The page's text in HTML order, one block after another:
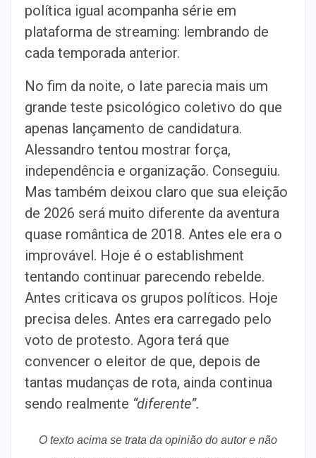
política igual acompanha série em
plataforma de streaming: lembrando de
cada temporada anterior.
No fim da noite, o Iate parecia mais um
grande teste psicológico coletivo do que
apenas lançamento de candidatura.
Alessandro tentou mostrar força,
independência e organização. Conseguiu.
Mas também deixou claro que sua eleição
de 2026 será muito diferente da aventura
quase romântica de 2018. Antes ele era o
improvável. Hoje é o establishment
tentando continuar parecendo rebelde.
Antes criticava os grupos políticos. Hoje
precisa deles. Antes era carregado pelo
voto de protesto. Agora terá que
convencer o eleitor de que, depois de
tantas mudanças de rota, ainda continua
sendo realmente “diferente”.
O texto acima se trata da opinião do autor e não